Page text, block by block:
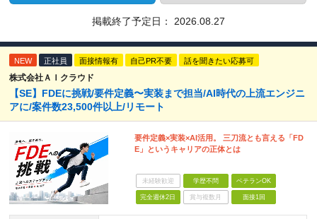
掲載終了予定日： 2026.08.27
NEW 正社員 面接情報有 自己PR不要 話を聞きたい応募可
株式会社ＡＩクラウド
【SE】FDEに挑戦/要件定義〜実装まで担当/AI時代の上流エンジニ
アに/案件数23,500件以上/リモート
要件定義×実装×AI活用。 三刀流とも言える「FD
E」というキャリアの正体とは
未経験歓迎 学歴不問 ベテランOK
完全週休2日 賞与複数月 面接1回